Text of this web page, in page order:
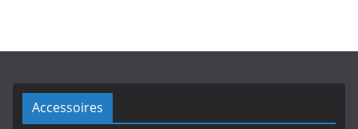
Accessoires